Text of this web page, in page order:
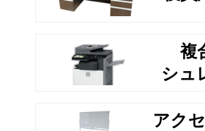
複
シュ
アク